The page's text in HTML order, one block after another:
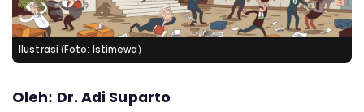
Ilustrasi (Foto: Istimewa)
Oleh: Dr. Adi Suparto